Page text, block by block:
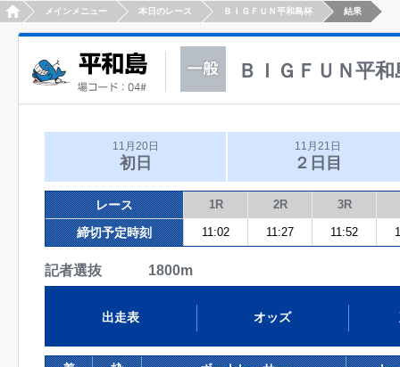
HOMEメインメニュー 本日のレース ＢＩＧＦＵＮ平和島杯 結果
ＢＩＧＦＵＮ平
11月20日
初日
11月21日
２日目
レース 1R 2R 3R
締切予定時刻 11:02 11:27 11:52
記者選抜 1800m
出走表 オッズ